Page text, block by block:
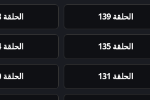
الحلقة 139 الحلقة 138
الحلقة 135 الحلقة 134
الحلقة 131 الحلقة 130